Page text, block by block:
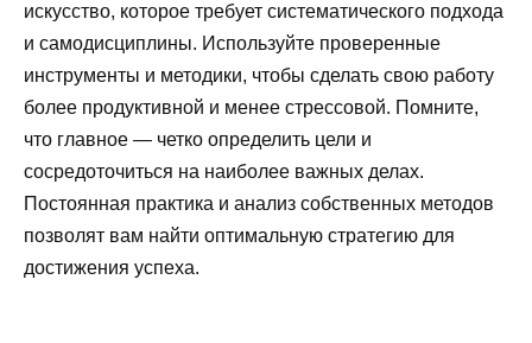
искусство, которое требует систематического подхода
и самодисциплины. Используйте проверенные
инструменты и методики, чтобы сделать свою работу
более продуктивной и менее стрессовой. Помните,
что главное — четко определить цели и
сосредоточиться на наиболее важных делах.
Постоянная практика и анализ собственных методов
позволят вам найти оптимальную стратегию для
достижения успеха.